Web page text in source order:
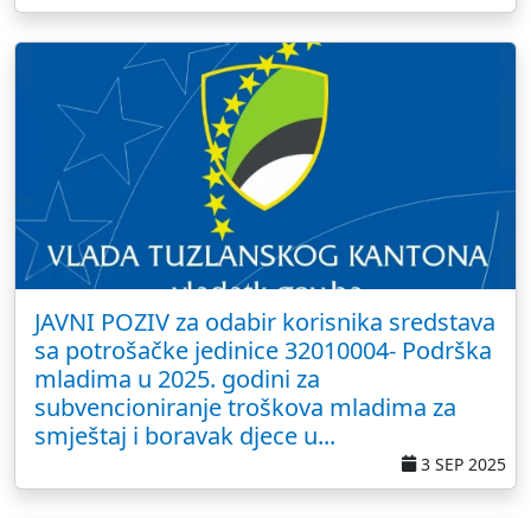
JAVNI POZIV za odabir korisnika sredstava
sa potrošačke jedinice 32010004- Podrška
mladima u 2025. godini za
subvencioniranje troškova mladima za
smještaj i boravak djece u...
3 SEP 2025